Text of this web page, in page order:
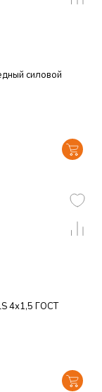
силовой
4х1,5 ГОСТ